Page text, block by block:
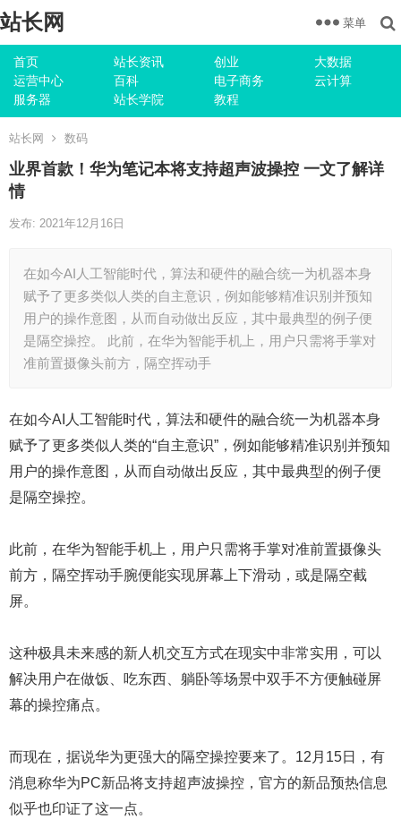
站长网
首页 站长资讯 创业
大数据
运营中心
百科 电子商务
云计算
服务器
站长学院 教程
菜单
站长网 数码
业界首款！华为笔记本将支持超声波操控 一文了解详
情
发布: 2021年12月16日
在如今AI人工智能时代，算法和硬件的融合统一为机器本身
赋予了更多类似人类的自主意识，例如能够精准识别并预知
用户的操作意图，从而自动做出反应，其中最典型的例子便
是隔空操控。 此前，在华为智能手机上，用户只需将手掌对
准前置摄像头前方，隔空挥动手
在如今AI人工智能时代，算法和硬件的融合统一为机器本身
赋予了更多类似人类的“自主意识”，例如能够精准识别并预知
用户的操作意图，从而自动做出反应，其中最典型的例子便
是隔空操控。
此前，在华为智能手机上，用户只需将手掌对准前置摄像头
前方，隔空挥动手腕便能实现屏幕上下滑动，或是隔空截
屏。
这种极具未来感的新人机交互方式在现实中非常实用，可以
解决用户在做饭、吃东西、躺卧等场景中双手不方便触碰屏
幕的操控痛点。
而现在，据说华为更强大的隔空操控要来了。12月15日，有
消息称华为PC新品将支持超声波操控，官方的新品预热信息
似乎也印证了这一点。